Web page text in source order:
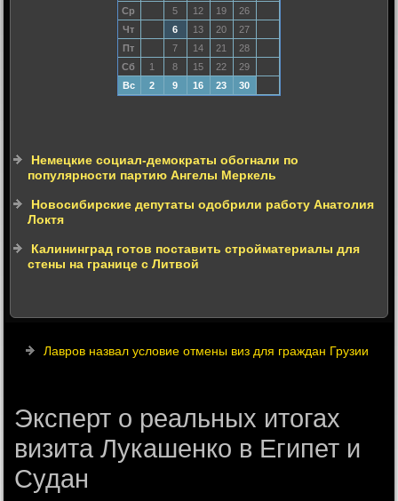
Ср
5 12 19
26
Чт
6 13 20
27
Пт
7 14 21
28
Сб
1 8 15 22
29
Вс
2 9 16 23 30
Немецкие социал-демократы обогнали по
популярности партию Ангелы Меркель
Новосибирские депутаты одобрили работу Анатолия
Локтя
Калининград готов поставить стройматериалы для
стены на границе с Литвой
Лавров назвал условие отмены виз для граждан Грузии
Эксперт о реальных итогах
визита Лукашенко в Египет и
Судан